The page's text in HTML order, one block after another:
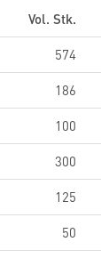
Vol. Stk.
574
186
100
300
125
50